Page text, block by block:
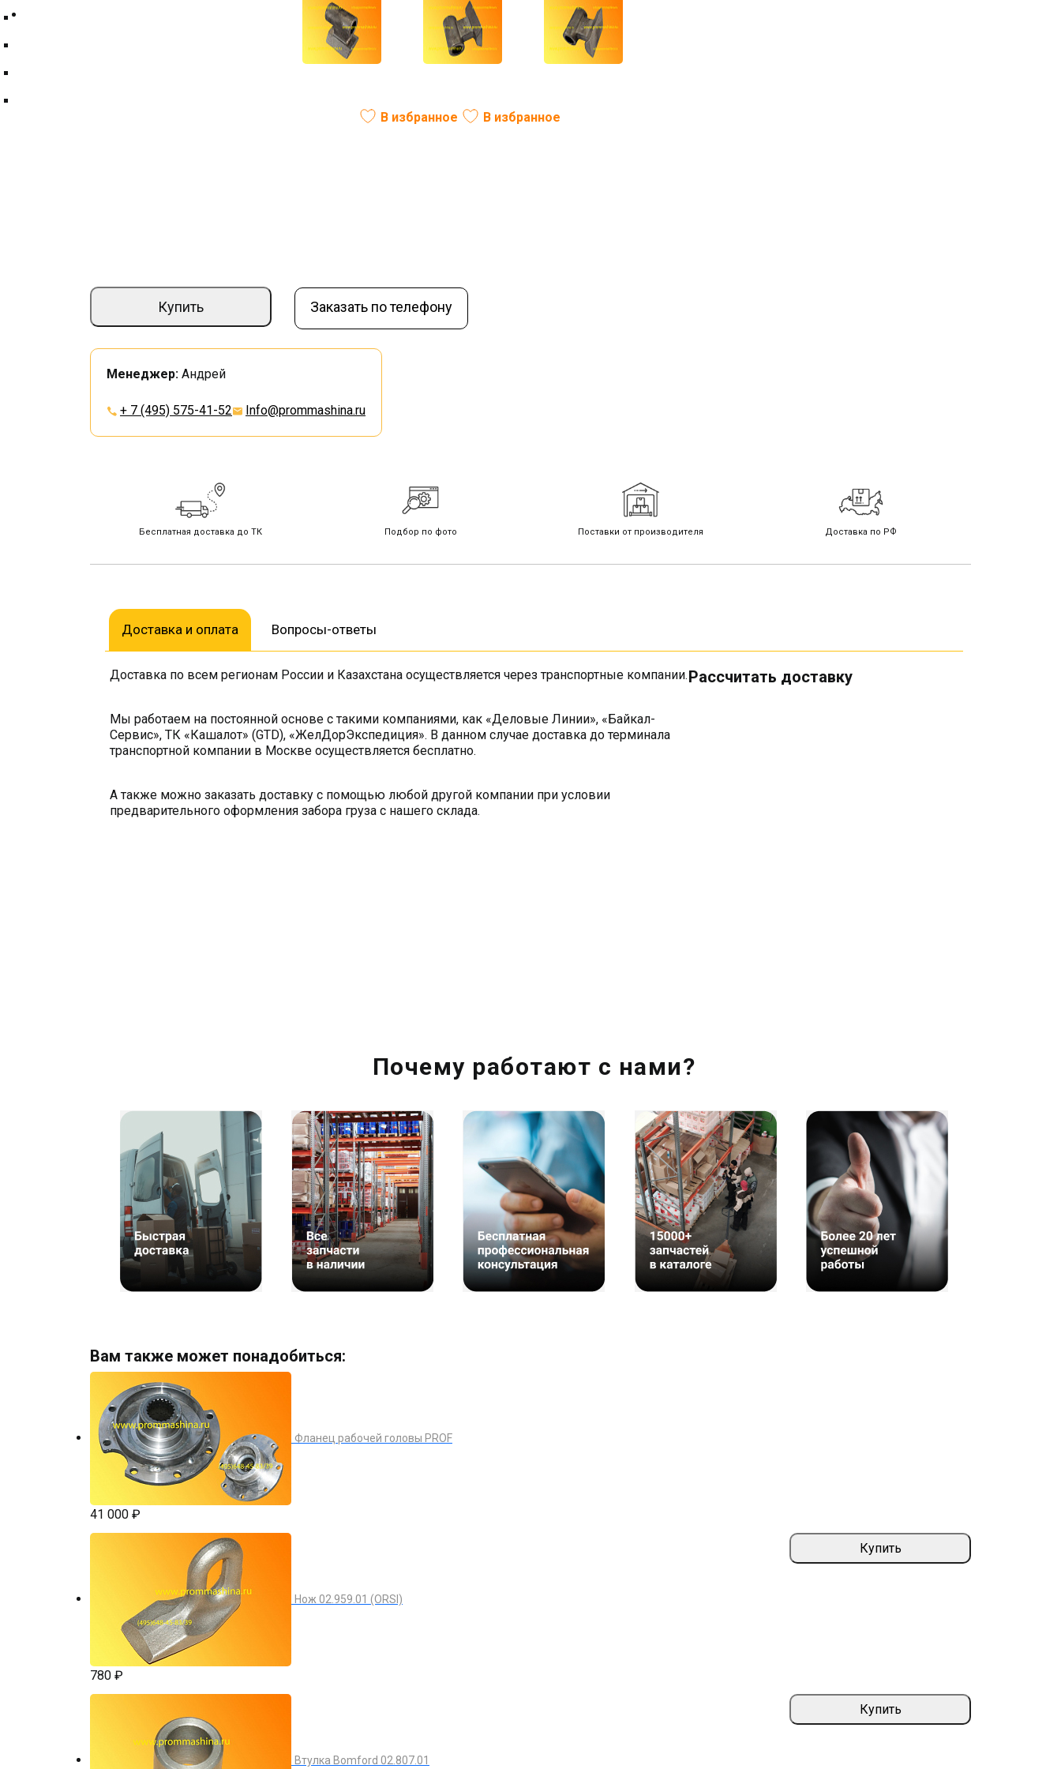
В избранное В избранное
Купить Заказать по телефону
Менеджер: Андрей
+ 7 (495) 575-41-52 Info@prommashina.ru
Бесплатная доставка до ТК Подбор по фото Поставки от производителя Доставка по РФ
Доставка и оплата Вопросы-ответы
Доставка по всем регионам России и Казахстана осуществляется через транспортные компании.
Мы работаем на постоянной основе с такими компаниями, как «Деловые Линии», «Байкал-
Сервис», ТК «Кашалот» (GTD), «ЖелДорЭкспедиция». В данном случае доставка до терминала
транспортной компании в Москве осуществляется бесплатно.
А также можно заказать доставку с помощью любой другой компании при условии
предварительного оформления забора груза с нашего склада.
Рассчитать доставку
Почему работают с нами?
Вам также может понадобиться:
Фланец рабочей головы PROF
41 000 ₽
Купить
Нож 02.959.01 (ORSI)
780 ₽
Купить
Втулка Bomford 02.807.01